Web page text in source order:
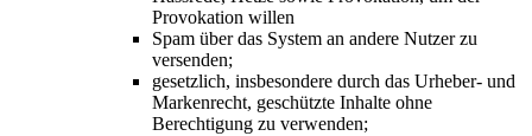
Provokation willen
Spam über das System an andere Nutzer zu
versenden;
gesetzlich, insbesondere durch das Urheber- und
Markenrecht, geschützte Inhalte ohne
Berechtigung zu verwenden;